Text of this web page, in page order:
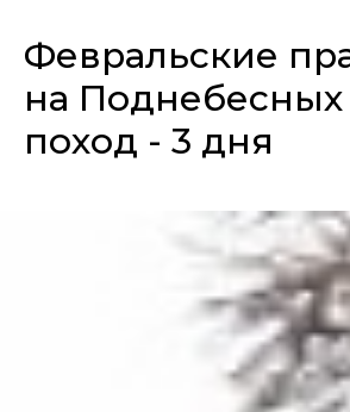
Февральские
на Поднебесных
поход - 3 дня